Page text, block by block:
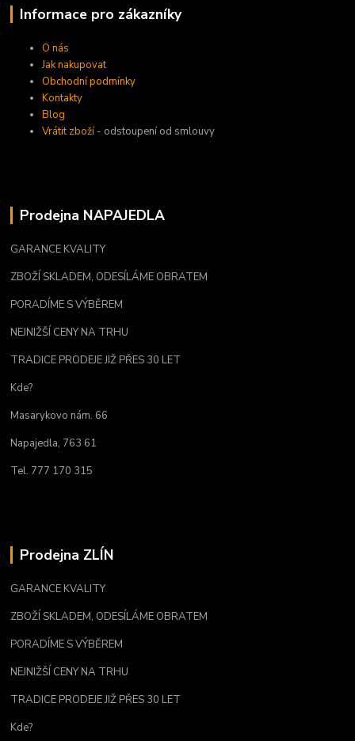
Informace pro zákazníky
O nás
Jak nakupovat
Obchodní podmínky
Kontakty
Blog
Vrátit zboží- odstoupení od smlouvy
Prodejna NAPAJEDLA
GARANCE KVALITY
ZBOŽÍ SKLADEM, ODESÍLÁME OBRATEM
PORADÍME S VÝBĚREM
NEJNIŽŠÍ CENY NA TRHU
TRADICE PRODEJE JIŽ PŘES 30 LET
Kde?
Masarykovo nám. 66
Napajedla, 763 61
Tel. 777 170 315
Prodejna ZLÍN
GARANCE KVALITY
ZBOŽÍ SKLADEM, ODESÍLÁME OBRATEM
PORADÍME S VÝBĚREM
NEJNIŽŠÍ CENY NA TRHU
TRADICE PRODEJE JIŽ PŘES 30 LET
Kde?